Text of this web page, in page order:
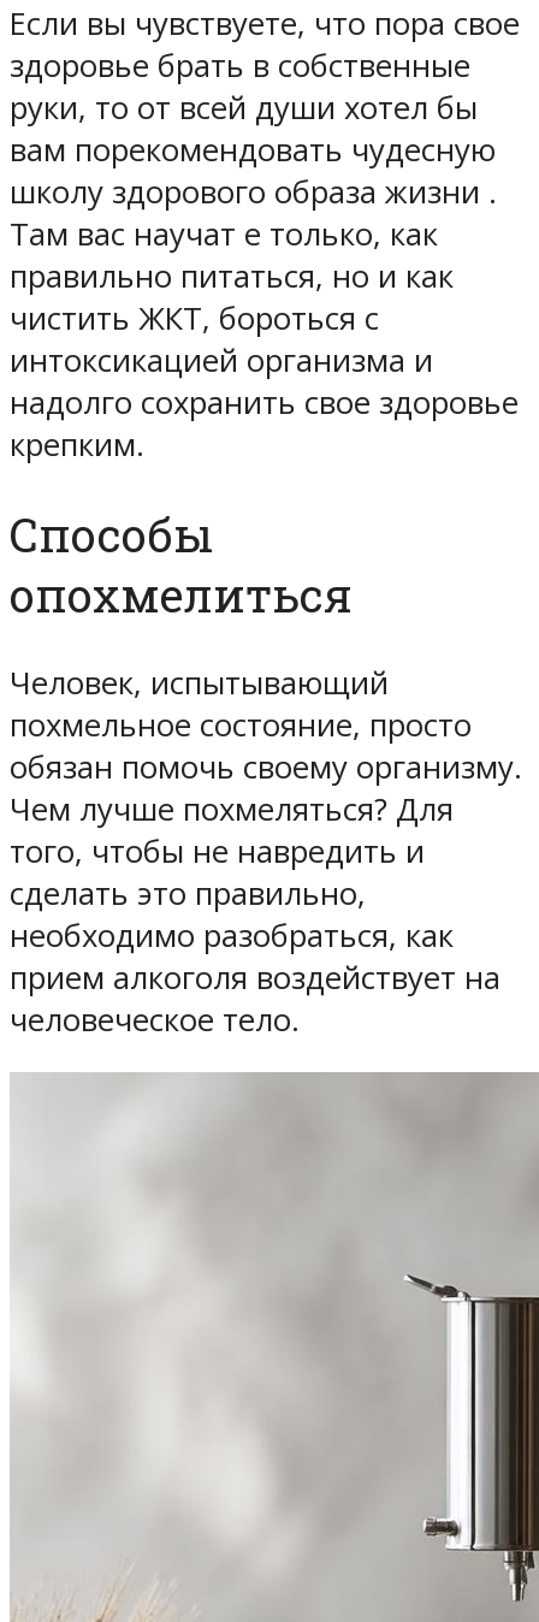
Если вы чувствуете, что пора свое
здоровье брать в собственные
руки, то от всей души хотел бы
вам порекомендовать чудесную
школу здорового образа жизни .
Там вас научат е только, как
правильно питаться, но и как
чистить ЖКТ, бороться с
интоксикацией организма и
надолго сохранить свое здоровье
крепким.
Способы
опохмелиться
Человек, испытывающий
похмельное состояние, просто
обязан помочь своему организму.
Чем лучше похмеляться? Для
того, чтобы не навредить и
сделать это правильно,
необходимо разобраться, как
прием алкоголя воздействует на
человеческое тело.